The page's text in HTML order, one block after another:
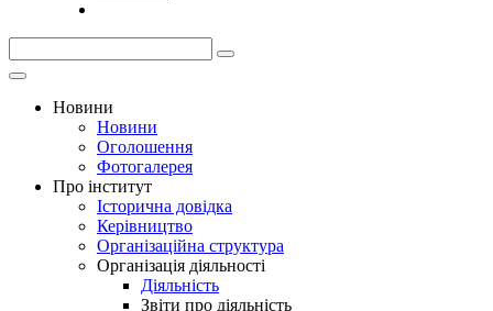
Новини
Новини
Оголошення
Фотогалерея
Про інститут
Історична довідка
Керівництво
Організаційна структура
Організація діяльності
Діяльність
Звіти про діяльність